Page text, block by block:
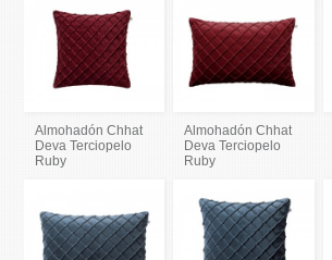
Almohadón Chhat
Deva Terciopelo
Ruby
Almohadón Chhat
Deva Terciopelo
Ruby